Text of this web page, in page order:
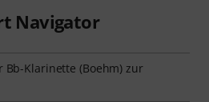
Navigator
Klarinette (Boehm) zur